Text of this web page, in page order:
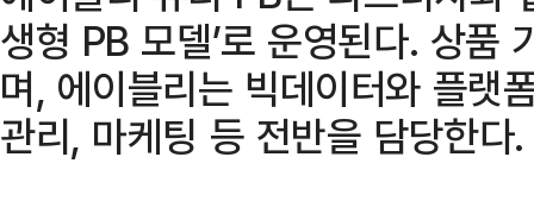
생형 PB 모델’로 운영된다. 상품
며, 에이블리는 빅데이터와 플랫
관리, 마케팅 등 전반을 담당한다.